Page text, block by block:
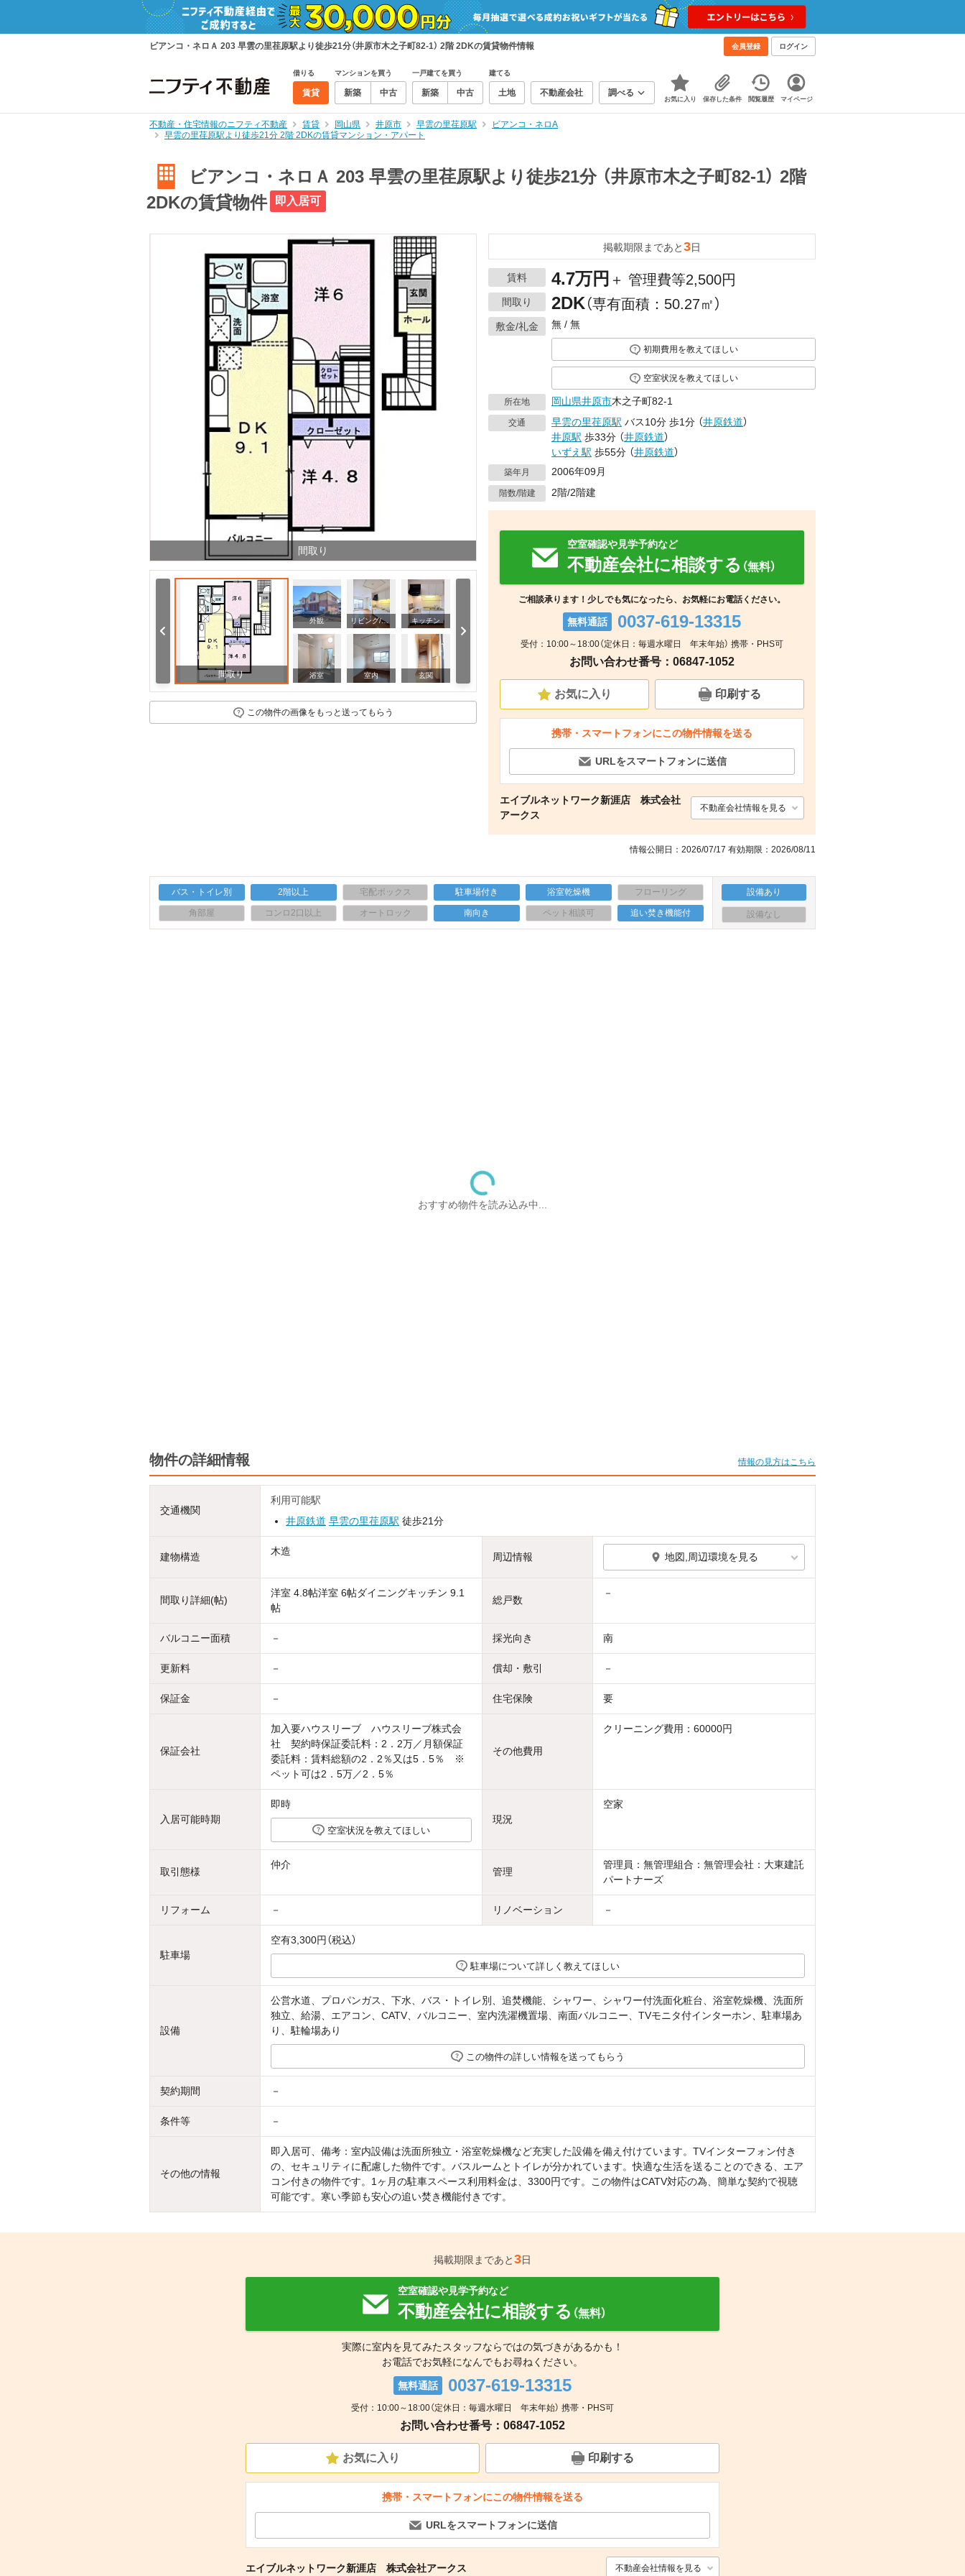
ビアンコ・ネロＡ 203 早雲の里荏原駅より徒歩21分（井原市木之子町82-1） 2階 2DKの賃貸物件情報 会員登録 ログイン
借りる
賃貸
マンションを買う
新築 中古
一戸建てを買う
新築 中古
建てる
土地 不動産会社 調べる
お気に入り 保存した条件 閲覧履歴 マイページ
不動産・住宅情報のニフティ不動産 賃貸 岡山県 井原市 早雲の里荏原駅
ビアンコ・ネロA
早雲の里荏原駅より徒歩21分 2階 2DKの賃貸マンション・アパート
ビアンコ・ネロＡ 203 早雲の里荏原駅より徒歩21分 （井原市木之子町82-1） 2階
2DKの賃貸物件
即入居可
間取り
間取り
外観 リビング/ダイニング キッチン
浴室 室内 玄関
その他 周辺
この物件の画像をもっと送ってもらう
掲載期限まであと3日
賃料 4.7万円 ＋ 管理費等2,500円
間取り 2DK（専有面積：50.27㎡）
敷金/礼金 無 / 無
初期費用を教えてほしい
空室状況を教えてほしい
所在地 岡山県井原市木之子町82-1
交通 早雲の里荏原駅 バス10分 歩1分 （井原鉄道）
井原駅 歩33分 （井原鉄道）
いずえ駅 歩55分 （井原鉄道）
築年月 2006年09月
階数/階建 2階/2階建
空室確認や見学予約など
不動産会社に相談する （無料）
ご相談承ります！少しでも気になったら、お気軽にお電話ください。
無料通話 0037-619-13315
受付：10:00～18:00（定休日：毎週水曜日 年末年始） 携帯・PHS可
お問い合わせ番号：06847-1052
お気に入り 印刷する
携帯・スマートフォンにこの物件情報を送る
URLをスマートフォンに送信
エイブルネットワーク新涯店 株式会社
アークス
不動産会社情報を見る
情報公開日：2026/07/17 有効期限：2026/08/11
バス・トイレ別 2階以上 宅配ボックス 駐車場付き 浴室乾燥機 フローリング
角部屋 コンロ2口以上 オートロック 南向き ペット相談可 追い焚き機能付
設備あり
設備なし
おすすめ物件を読み込み中...
物件の詳細情報 情報の見方はこちら
交通機関
利用可能駅
井原鉄道 早雲の里荏原駅 徒歩21分
建物構造 木造 周辺情報 地図,周辺環境を見る
間取り詳細(帖)
洋室 4.8帖洋室 6帖ダイニングキッチン 9.1
帖
総戸数
－
バルコニー面積 － 採光向き 南
更新料 － 償却・敷引 －
保証金 － 住宅保険 要
保証会社
加入要ハウスリーブ ハウスリーブ株式会
社 契約時保証委託料：2．2万／月額保証
委託料：賃料総額の2．2％又は5．5％ ※
ペット可は2．5万／2．5％
その他費用
クリーニング費用：60000円
入居可能時期
即時
空室状況を教えてほしい
現況
空家
取引態様
仲介
管理
管理員：無管理組合：無管理会社：大東建託
パートナーズ
リフォーム － リノベーション －
駐車場
空有3,300円（税込）
駐車場について詳しく教えてほしい
設備
公営水道、プロパンガス、下水、バス・トイレ別、追焚機能、シャワー、シャワー付洗面化粧台、浴室乾燥機、洗面所
独立、給湯、エアコン、CATV、バルコニー、室内洗濯機置場、南面バルコニー、TVモニタ付インターホン、駐車場あ
り、駐輪場あり
この物件の詳しい情報を送ってもらう
契約期間 －
条件等 －
その他の情報
即入居可、備考：室内設備は洗面所独立・浴室乾燥機など充実した設備を備え付けています。TVインターフォン付き
の、セキュリティに配慮した物件です。バスルームとトイレが分かれています。快適な生活を送ることのできる、エア
コン付きの物件です。1ヶ月の駐車スペース利用料金は、3300円です。この物件はCATV対応の為、簡単な契約で視聴
可能です。寒い季節も安心の追い焚き機能付きです。
掲載期限まであと3日
空室確認や見学予約など
不動産会社に相談する （無料）
実際に室内を見てみたスタッフならではの気づきがあるかも！
お電話でお気軽になんでもお尋ねください。
無料通話 0037-619-13315
受付：10:00～18:00（定休日：毎週水曜日 年末年始） 携帯・PHS可
お問い合わせ番号：06847-1052
お気に入り 印刷する
携帯・スマートフォンにこの物件情報を送る
URLをスマートフォンに送信
エイブルネットワーク新涯店 株式会社アークス 不動産会社情報を見る